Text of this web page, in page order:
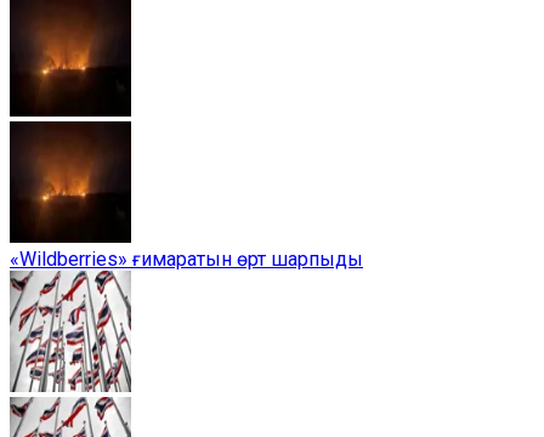
«Wildberries» ғимаратын өрт шарпыды